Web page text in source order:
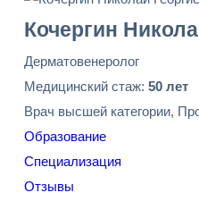
Кочергин
Дерматовенеролог
Медицинский стаж: 50 лет
Врач высшей категории,
Образование
Специализация
Отзывы